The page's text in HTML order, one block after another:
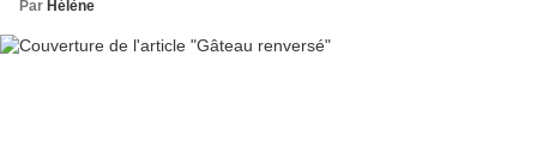
Par Hélène